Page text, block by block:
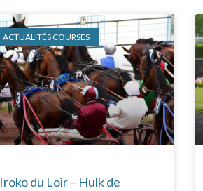
ACTUALITÉS COURSES
Iroko du Loir – Hulk de